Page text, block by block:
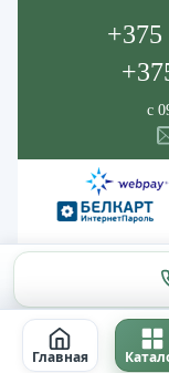
Главная
+375
с